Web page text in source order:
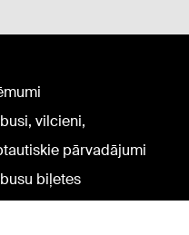
vilcieni,
pārvadājumi
biļetes